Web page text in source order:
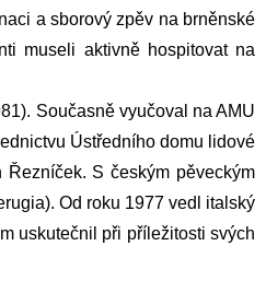
a sborový zpěv na brněnské
museli aktivně hospitovat na
Současně vyučoval na AMU
Ústředního domu lidové
S českým pěveckým
Od roku 1977 vedl italský
uskutečnil při příležitosti svých